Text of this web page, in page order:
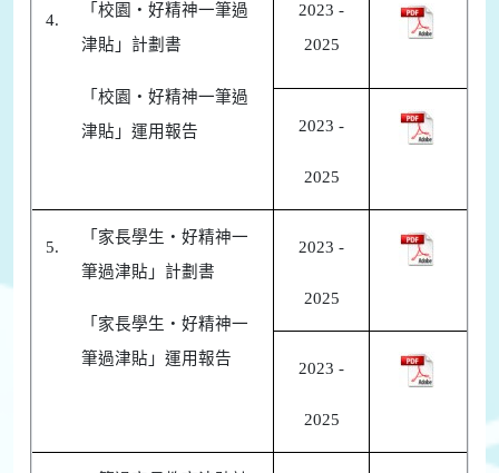
4.
「校園‧好精神一筆過
津貼」計劃書
「校園‧好精神一筆過
津貼」運用報告
2023 -
2025
2023 -
2025
5.
「家長學生‧好精神一
筆過津貼」計劃書
「家長學生‧好精神一
筆過津貼」運用報告
2023 -
2025
2023 -
2025